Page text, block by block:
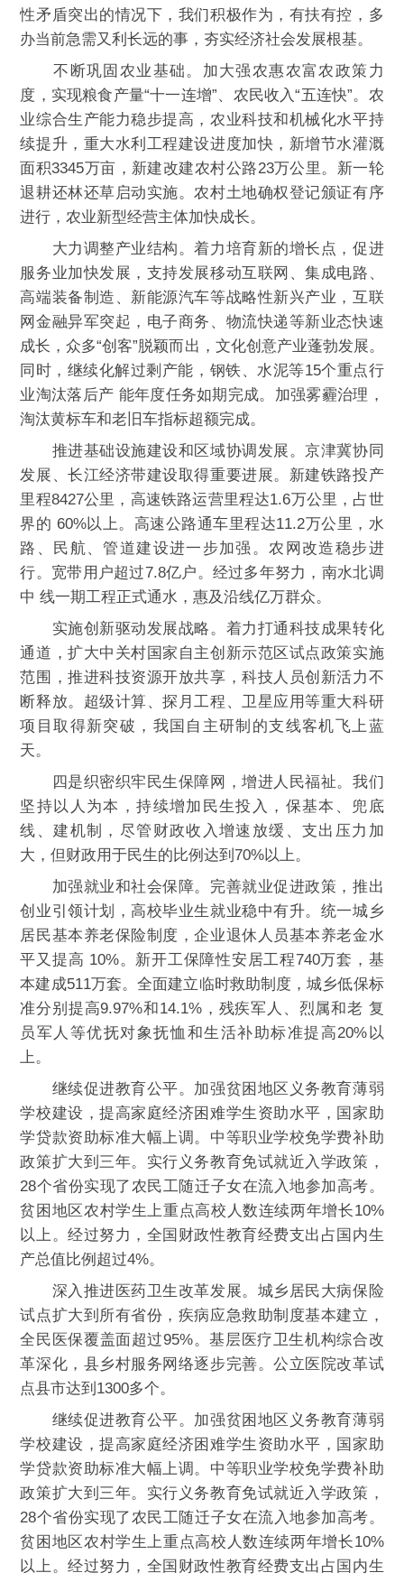
性矛盾突出的情况下，我们积极作为，有扶有控，多
办当前急需又利长远的事，夯实经济社会发展根基。
不断巩固农业基础。加大强农惠农富农政策力
度，实现粮食产量“十一连增”、农民收入“五连快”。农
业综合生产能力稳步提高，农业科技和机械化水平持
续提升，重大水利工程建设进度加快，新增节水灌溉
面积3345万亩，新建改建农村公路23万公里。新一轮
退耕还林还草启动实施。农村土地确权登记颁证有序
进行，农业新型经营主体加快成长。
大力调整产业结构。着力培育新的增长点，促进
服务业加快发展，支持发展移动互联网、集成电路、
高端装备制造、新能源汽车等战略性新兴产业，互联
网金融异军突起，电子商务、物流快递等新业态快速
成长，众多“创客”脱颖而出，文化创意产业蓬勃发展。
同时，继续化解过剩产能，钢铁、水泥等15个重点行
业淘汰落后产 能年度任务如期完成。加强雾霾治理，
淘汰黄标车和老旧车指标超额完成。
推进基础设施建设和区域协调发展。京津冀协同
发展、长江经济带建设取得重要进展。新建铁路投产
里程8427公里，高速铁路运营里程达1.6万公里，占世
界的 60%以上。高速公路通车里程达11.2万公里，水
路、民航、管道建设进一步加强。农网改造稳步进
行。宽带用户超过7.8亿户。经过多年努力，南水北调
中 线一期工程正式通水，惠及沿线亿万群众。
实施创新驱动发展战略。着力打通科技成果转化
通道，扩大中关村国家自主创新示范区试点政策实施
范围，推进科技资源开放共享，科技人员创新活力不
断释放。超级计算、探月工程、卫星应用等重大科研
项目取得新突破，我国自主研制的支线客机飞上蓝
天。
四是织密织牢民生保障网，增进人民福祉。我们
坚持以人为本，持续增加民生投入，保基本、兜底
线、建机制，尽管财政收入增速放缓、支出压力加
大，但财政用于民生的比例达到70%以上。
加强就业和社会保障。完善就业促进政策，推出
创业引领计划，高校毕业生就业稳中有升。统一城乡
居民基本养老保险制度，企业退休人员基本养老金水
平又提高 10%。新开工保障性安居工程740万套，基
本建成511万套。全面建立临时救助制度，城乡低保标
准分别提高9.97%和14.1%，残疾军人、烈属和老 复
员军人等优抚对象抚恤和生活补助标准提高20%以
上。
继续促进教育公平。加强贫困地区义务教育薄弱
学校建设，提高家庭经济困难学生资助水平，国家助
学贷款资助标准大幅上调。中等职业学校免学费补助
政策扩大到三年。实行义务教育免试就近入学政策，
28个省份实现了农民工随迁子女在流入地参加高考。
贫困地区农村学生上重点高校人数连续两年增长10%
以上。经过努力，全国财政性教育经费支出占国内生
产总值比例超过4%。
深入推进医药卫生改革发展。城乡居民大病保险
试点扩大到所有省份，疾病应急救助制度基本建立，
全民医保覆盖面超过95%。基层医疗卫生机构综合改
革深化，县乡村服务网络逐步完善。公立医院改革试
点县市达到1300多个。
继续促进教育公平。加强贫困地区义务教育薄弱
学校建设，提高家庭经济困难学生资助水平，国家助
学贷款资助标准大幅上调。中等职业学校免学费补助
政策扩大到三年。实行义务教育免试就近入学政策，
28个省份实现了农民工随迁子女在流入地参加高考。
贫困地区农村学生上重点高校人数连续两年增长10%
以上。经过努力，全国财政性教育经费支出占国内生